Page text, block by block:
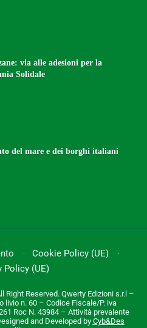
via alle adesioni per la
Solidale
del mare e dei borghi italiani
Reserved. Qwerty Edizioni s.r.l –
livio n. 60 – Codice Fiscale/P. iva
Roc N. 43984 – Attività prevalente
and Developed by Cyb&Des
Cookie Policy (UE)
Policy (UE)